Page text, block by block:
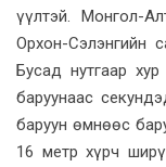
үүлтэй. Монгол-
Орхон-Сэлэнгийн
Бусад нутгаар
баруунаас
баруун өмнөөс
16 метр хүрч